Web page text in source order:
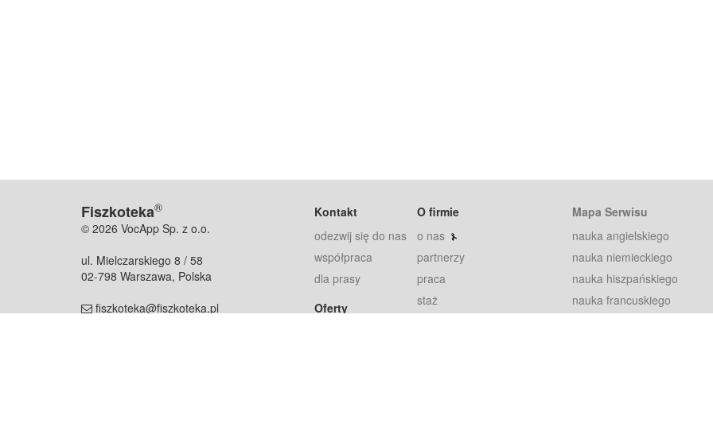
Fiszkoteka®
© 2026 VocApp Sp. z o.o.
ul. Mielczarskiego 8 / 58
02-798 Warszawa, Polska
fiszkoteka@fiszkoteka.pl
Kontakt
odezwij się do nas
współpraca
dla prasy
Oferty
O firmie
o nas
partnerzy
praca
staż
Mapa Serwisu
nauka angielskiego
nauka niemieckiego
nauka hiszpańskiego
nauka francuskiego